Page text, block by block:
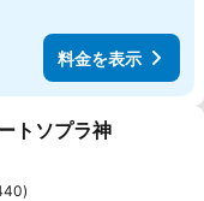
料金を表示
に追加
トソプラ神